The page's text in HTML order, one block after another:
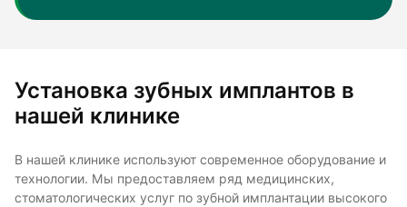
Установка зубных имплантов в
нашей клинике
В нашей клинике используют современное оборудование и
технологии. Мы предоставляем ряд медицинских,
стоматологических услуг по зубной имплантации высокого